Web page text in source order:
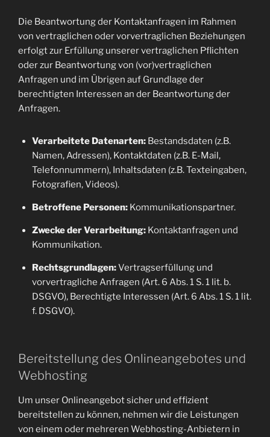
Die Beantwortung der Kontaktanfragen im Rahmen
von vertraglichen oder vorvertraglichen Beziehungen
erfolgt zur Erfüllung unserer vertraglichen Pflichten
oder zur Beantwortung von (vor)vertraglichen
Anfragen und im Übrigen auf Grundlage der
berechtigten Interessen an der Beantwortung der
Anfragen.
Verarbeitete Datenarten:Bestandsdaten (z.B.
Namen, Adressen), Kontaktdaten (z.B. E-Mail,
Telefonnummern), Inhaltsdaten (z.B. Texteingaben,
Fotografien, Videos).
Betroffene Personen:Kommunikationspartner.
Zwecke der Verarbeitung:Kontaktanfragen und
Kommunikation.
Rechtsgrundlagen:Vertragserfüllung und
vorvertragliche Anfragen (Art. 6 Abs. 1 S. 1 lit. b.
DSGVO), Berechtigte Interessen (Art. 6 Abs. 1 S. 1 lit.
f. DSGVO).
Bereitstellung des Onlineangebotes und
Webhosting
Um unser Onlineangebot sicher und effizient
bereitstellen zu können, nehmen wir die Leistungen
von einem oder mehreren Webhosting-Anbietern in